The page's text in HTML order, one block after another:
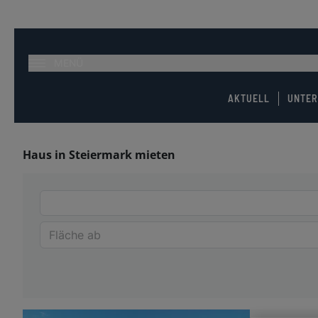
AKTUELL
Haus in Steiermark mieten